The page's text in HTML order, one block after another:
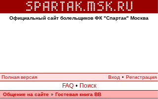
Официальный сайт болельщиков ФК "Спартак" Москва
Полная версия Вход • Регистрация
FAQ • Поиск
Общение на сайте » Гостевая книга ВВ